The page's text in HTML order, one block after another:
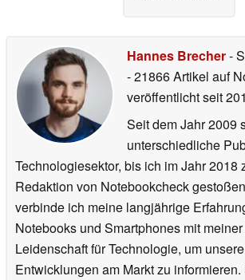
Hannes Brecher-
- 21866 Artikel auf
veröffentlichtseit
Seit dem Jahr 2009
unterschiedliche
Technologiesektor, bis ich im Jahr 2018
Redaktion von Notebookcheck
verbinde ich meine langjährige
Notebooks und Smartphones mit
Leidenschaft für Technologie, um
Entwicklungen am Markt zu